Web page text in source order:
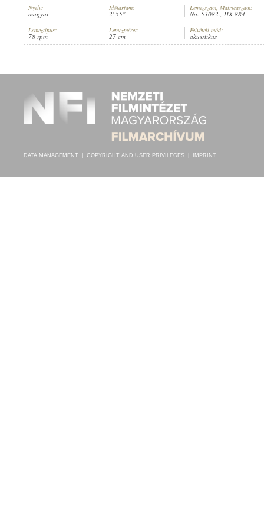
ARTIST: BÍRÓ LILI,ISMERETLEN ZENÉSZ (ZONGORA)
Nyelv:
magyar
Időtartam:
2' 55"
Lemezszám, Matricaszám:
No. 53082., HX 884
Lemeztípus:
78 rpm
Lemezméret:
27 cm
Felvételi mód:
akusztikus
DATA MANAGEMENT COPYRIGHT AND USER PRIVILEGES IMPRINT